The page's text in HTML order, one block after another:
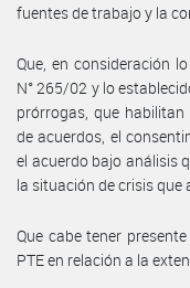
fuentes de trabajo y la
Que, en consideración
N° 265/02 y lo
prórrogas, que
de acuerdos, el
el acuerdo bajo análisis
la situación de crisis que
Que cabe tener
PTE en relación a la